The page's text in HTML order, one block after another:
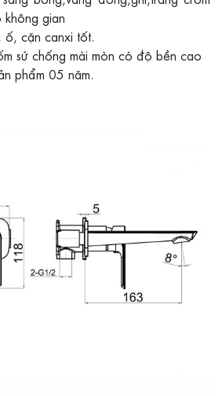
gian
ố, cặn canxi tốt.
sứ chống mài mòn có độ bền cao
phẩm 05 năm.